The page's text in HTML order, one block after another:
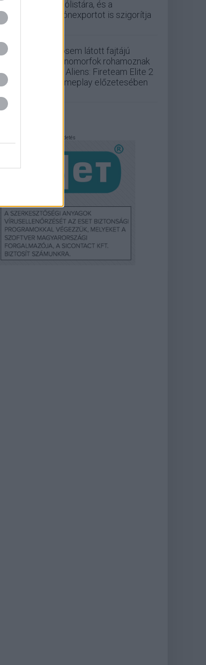
tiltólistára, és a
drónexportot is szigorítja
Sosem látott fajtájú
xenomorfok rohamoznak
az Aliens: Fireteam Elite 2
gameplay előzetesében
Hirdetés